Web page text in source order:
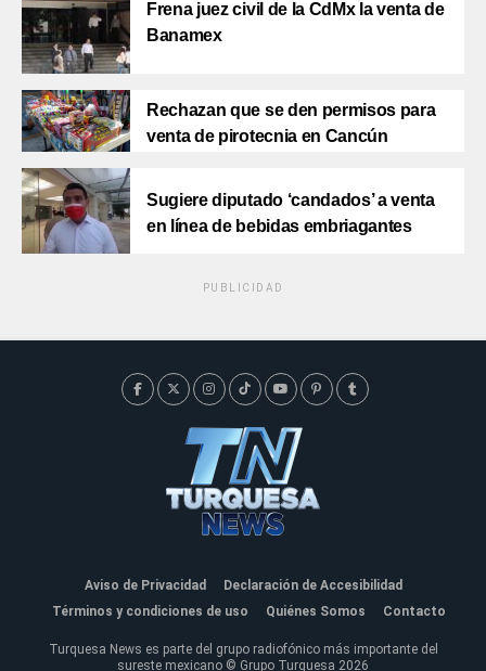
Frena juez civil de la CdMx la venta de
Banamex
Rechazan que se den permisos para
venta de pirotecnia en Cancún
Sugiere diputado ‘candados’ a venta
en línea de bebidas embriagantes
PUBLICIDAD
Aviso de Privacidad
Declaración de Accesibilidad
Términos y condiciones de uso
Quiénes Somos Contacto
Turquesa News es parte del grupo radiofónico más importante del
sureste mexicano © Grupo Turquesa 2026